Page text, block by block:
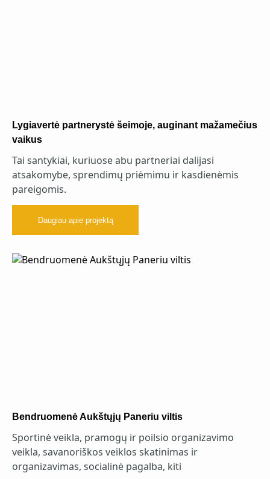
Lygiavertė partnerystė šeimoje, auginant mažamečius
vaikus
Tai santykiai, kuriuose abu partneriai dalijasi
atsakomybe, sprendimų priėmimu ir kasdienėmis
pareigomis.
Daugiau apie projektą
Bendruomenė Aukštųjų Paneriu viltis
Sportinė veikla, pramogų ir poilsio organizavimo
veikla, savanoriškos veiklos skatinimas ir
organizavimas, socialinė pagalba, kiti